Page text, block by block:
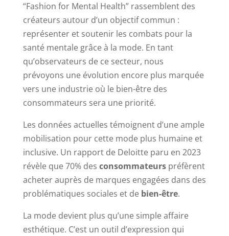
“Fashion for Mental Health” rassemblent des
créateurs autour d’un objectif commun :
représenter et soutenir les combats pour la
santé mentale grâce à la mode. En tant
qu’observateurs de ce secteur, nous
prévoyons une évolution encore plus marquée
vers une industrie où le bien-être des
consommateurs sera une priorité.
Les données actuelles témoignent d’une ample
mobilisation pour cette mode plus humaine et
inclusive. Un rapport de Deloitte paru en 2023
révèle que 70% des consommateurspréfèrent
acheter auprès de marques engagées dans des
problématiques sociales et de bien-être.
La mode devient plus qu’une simple affaire
esthétique. C’est un outil d’expression qui